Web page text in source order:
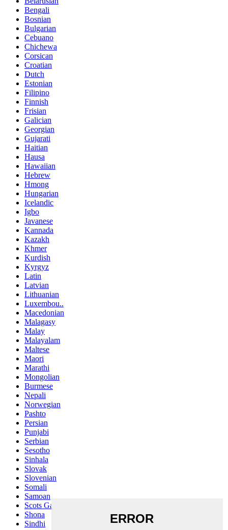
Bengali
Bosnian
Bulgarian
Cebuano
Chichewa
Corsican
Croatian
Dutch
Estonian
Filipino
Finnish
Frisian
Galician
Georgian
Gujarati
Haitian
Hausa
Hawaiian
Hebrew
Hmong
Hungarian
Icelandic
Igbo
Javanese
Kannada
Kazakh
Khmer
Kurdish
Kyrgyz
Latin
Latvian
Lithuanian
Luxembou..
Macedonian
Malagasy
Malay
Malayalam
Maltese
Maori
Marathi
Mongolian
Burmese
Nepali
Norwegian
Pashto
Persian
Punjabi
Serbian
Sesotho
Sinhala
Slovak
Slovenian
Somali
Samoan
Scots Gaelic
Shona
Sindhi